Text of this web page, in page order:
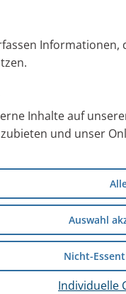
Inhalte auf
und unser
Auswahl
Nicht-
Individuelle